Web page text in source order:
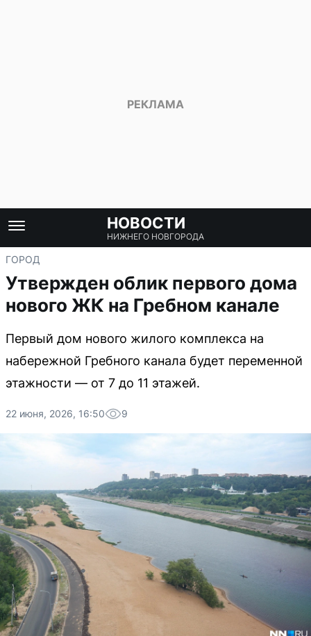
НОВОСТИ
НИЖНЕГО НОВГОРОДА
ГОРОД
Утвержден облик первого дома
нового ЖК на Гребном канале
Первый дом нового жилого комплекса на
набережной Гребного канала будет переменной
этажности — от 7 до 11 этажей.
22 июня, 2026, 16:50 9